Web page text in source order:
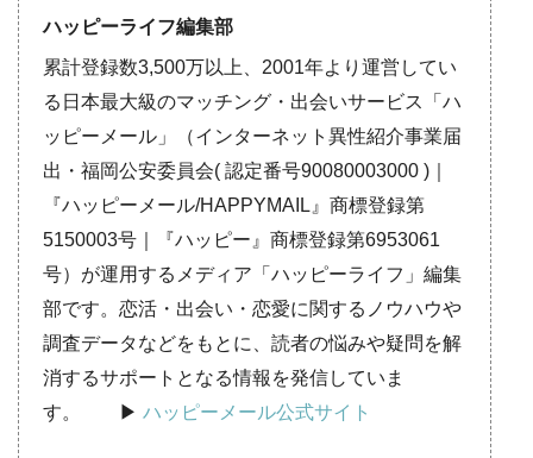
ハッピーライフ編集部
累計登録数3,500万以上、2001年より運営してい
る日本最大級のマッチング・出会いサービス「ハ
ッピーメール」（インターネット異性紹介事業届
出・福岡公安委員会( 認定番号90080003000 )｜
『ハッピーメール/HAPPYMAIL』商標登録第
5150003号｜『ハッピー』商標登録第6953061
号）が運用するメディア「ハッピーライフ」編集
部です。恋活・出会い・恋愛に関するノウハウや
調査データなどをもとに、読者の悩みや疑問を解
消するサポートとなる情報を発信していま
す。 ▶︎ ハッピーメール公式サイト